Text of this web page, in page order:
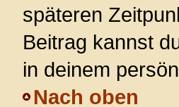
späteren
Beitrag kannst
in deinem
Nach oben